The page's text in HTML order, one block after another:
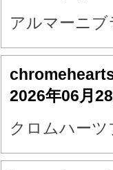
アルマーニ
2026年06月
クロムハー